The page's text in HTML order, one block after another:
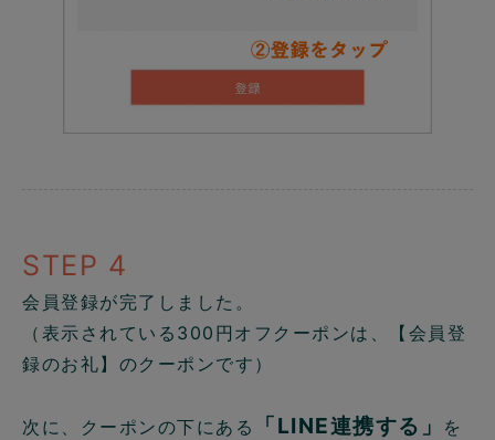
STEP 4
会員登録が完了しました。
（表示されている300円オフクーポンは、【会員登
録のお礼】のクーポンです）
次に、クーポンの下にある 「LINE連携する」
を